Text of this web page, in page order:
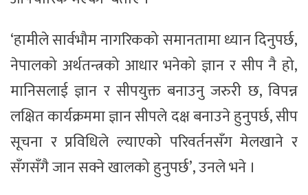
‘हामीले सार्वभौम नागरिकको समानतामा ध्यान दिनुपर्छ,
नेपालको अर्थतन्त्रको आधार भनेको ज्ञान र सीप नै हो,
मानिसलाई ज्ञान र सीपयुक्त बनाउनु जरुरी छ, विपन्न
लक्षित कार्यक्रममा ज्ञान सीपले दक्ष बनाउने हुनुपर्छ, सीप
सूचना र प्रविधिले ल्याएको परिवर्तनसँग मेलखाने र
सँगसँगै जान सक्ने खालको हुनुपर्छ’, उनले भने ।